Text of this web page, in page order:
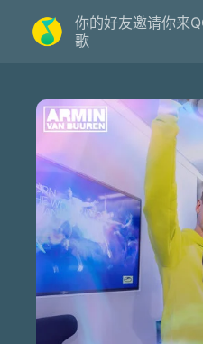
你的好友邀请你来
歌